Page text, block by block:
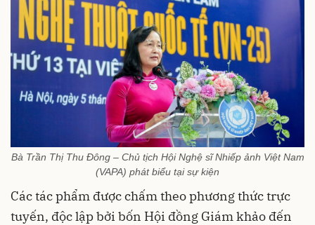
Bà Trần Thị Thu Đông – Chủ tịch Hội Nghệ sĩ Nhiếp ảnh Việt Nam
(VAPA) phát biểu tại sự kiện
Các tác phẩm được chấm theo phương thức trực
tuyến, độc lập bởi bốn Hội đồng Giám khảo đến